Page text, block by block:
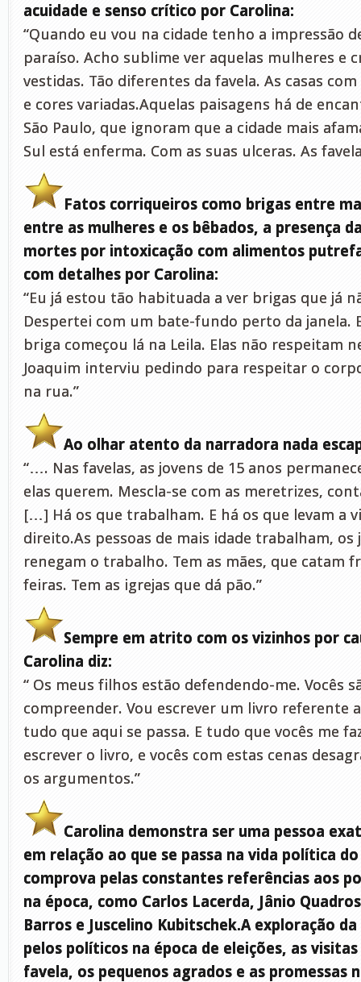
acuidade e senso crítico por Carolina:
“Quando eu vou na cidade tenho a impressão
paraíso. Acho sublime ver aquelas mulheres e
vestidas. Tão diferentes da favela. As casas
e cores variadas.Aquelas paisagens há de
São Paulo, que ignoram que a cidade mais
Sul está enferma. Com as suas ulceras. As
Fatos corriqueiros como brigas entre
entre as mulheres e os bêbados, a presença
mortes por intoxicação com alimentos
com detalhes por Carolina:
“Eu já estou tão habituada a ver brigas que já
Despertei com um bate-fundo perto da janela.
briga começou lá na Leila. Elas não respeitam
Joaquim interviu pedindo para respeitar o
na rua.”
Ao olhar atento da narradora nada
“…. Nas favelas, as jovens de 15 anos
elas querem. Mescla-se com as meretrizes,
[…] Há os que trabalham. E há os que levam a
direito.As pessoas de mais idade trabalham, os
renegam o trabalho. Tem as mães, que catam
feiras. Tem as igrejas que dá pão.”
Sempre em atrito com os vizinhos por
Carolina diz:
“ Os meus filhos estão defendendo-me. Vocês
compreender. Vou escrever um livro referente
tudo que aqui se passa. E tudo que vocês me
escrever o livro, e vocês com estas cenas
os argumentos.”
Carolina demonstra ser uma pessoa
em relação ao que se passa na vida política
comprova pelas constantes referências aos
na época, como Carlos Lacerda, Jânio
Barros e Juscelino Kubitschek.A exploração
pelos políticos na época de eleições, as
favela, os pequenos agrados e as promessas